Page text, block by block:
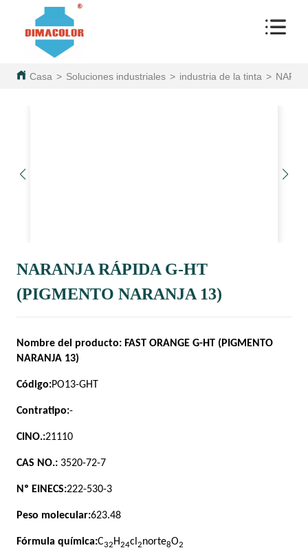
Casa > Soluciones industriales > industria de la tinta >
NARANJA RÁPIDA G-HT
(PIGMENTO NARANJA 13)